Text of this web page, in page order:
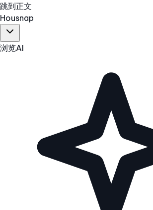
跳到正文
Housnap
浏览AI